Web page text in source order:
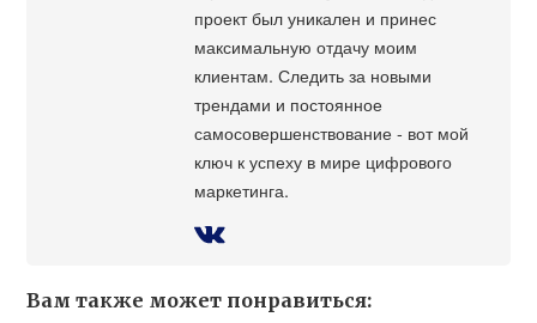
проект был уникален и принес
максимальную отдачу моим
клиентам. Следить за новыми
трендами и постоянное
самосовершенствование - вот мой
ключ к успеху в мире цифрового
маркетинга.
Вам также может понравиться: